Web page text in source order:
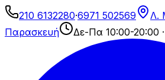
210 6132280·6971 502569
Λ.
Παρασκευή
Δε-Πα 10:00-20:00